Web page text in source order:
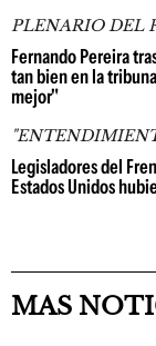
PLENARIO DEL
Fernando Pereira
tan bien en la
mejor"
Legisladores del
Estados Unidos
MAS